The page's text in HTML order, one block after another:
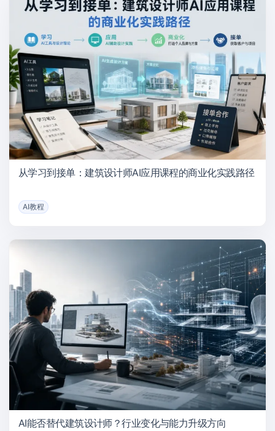
从学习到接单：建筑设计师AI应用课程的商业化实践路径
AI教程
AI能否替代建筑设计师？行业变化与能力升级方向